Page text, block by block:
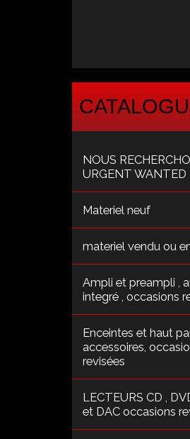
NOUS
URGENT WANTED
Materiel neuf
materiel vendu ou
Ampli et preampli ,
integré , occasions
Enceintes et haut
accessoires,
revisées
LECTEURS CD ,
et DAC occasions